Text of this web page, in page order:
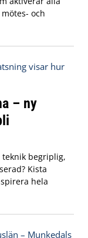
och
– ny
teknik begriplig,
Kista
hela